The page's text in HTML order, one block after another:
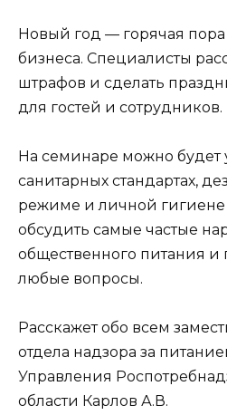
Новый год — горячая пора
бизнеса. Специалисты
штрафов и сделать
для гостей и сотрудников.
На семинаре можно будет
санитарных стандартах,
режиме и личной
обсудить самые частые
общественного питания и
любые вопросы.
Расскажет обо всем
отдела надзора за
Управления
области Карлов А.В.